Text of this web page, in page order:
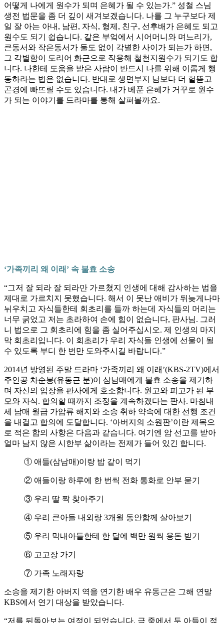
어떻게 나에게 원수가 되며 은혜가 될 수 있는가.” 성철 스님
생전 법문을 좀 더 깊이 새겨보겠습니다. 나를 그 누구보다 제
일 잘 아는 아내, 남편, 자식, 형제, 친구, 선후배가 은혜도 되고
원수도 되기 쉽습니다. 같은 부엌에서 시어머니와 며느리가,
큰동서와 작은동서가 둘도 없이 각별한 사이가 되는가 하면,
그 각별함이 도리어 화근으로 작용해 철천지원수가 되기도 합
니다. 나한테 도움을 받은 사람이 반드시 나를 위해 이롭게 행
동하라는 법은 없습니다. 반대로 생면부지 남보다 더 헐뜯고
곤경에 빠뜨릴 수도 있습니다. 내가 베푼 은혜가 거꾸로 원수
가 되는 이야기를 드라마를 통해 살펴볼까요.
‘가족끼리 왜 이래’ 속 불효 소송
“그저 잘 되라 잘 되라만 가르쳤지 인생에 대해 감사하는 법을
제대로 가르치지 못했습니다. 해서 이 못난 애비가 뒤늦게나마
뉘우치고 자식들한테 회초리를 들까 하는데 자식들의 머리는
너무 굵었고 저는 초라하여 손에 힘이 없습니다, 판사님. 그러
니 법으로 그 회초리에 힘을 좀 실어주십시오. 제 인생의 마지
막 회초리입니다. 이 회초리가 우리 자식들 인생에 선물이 될
수 있도록 부디 한 번만 도와주시길 바랍니다.”
2014년 방영된 주말 드라마 ‘가족끼리 왜 이래’(KBS-2TV)에서
주인공 차순봉(유동근 분)이 삼남매에게 불효 소송을 제기하
며 자신의 입장을 판사에게 호소합니다. 원고와 피고가 된 부
모와 자식. 합의할 때까지 조정을 계속하겠다는 판사. 마침내
세 남매 월급 가압류 해지와 소송 취하 약속에 대한 선행 조건
을 내걸고 합의에 도달합니다. ‘아버지의 소원판’이란 제목으
로 적은 합의 사항은 다음과 같습니다. 여기엔 암 선고를 받아
얼마 남지 않은 시한부 삶이라는 전제가 들어 있긴 합니다.
① 애들(삼남매)이랑 밥 같이 먹기
② 애들이랑 하루에 한 번씩 전화 통화로 안부 묻기
③ 우리 딸 짝 찾아주기
④ 우리 큰아들 내외랑 3개월 동안함께 살아보기
⑤ 우리 막내아들한테 한 달에 백만 원씩 용돈 받기
⑥ 고고장 가기
⑦ 가족 노래자랑
소송을 제기한 아버지 역을 연기한 배우 유동근은 그해 연말
KBS에서 연기 대상을 받았습니다.
“저를 뒤돌아보는 여정이 되었습니다. 극 중에서 두 아들이 젊